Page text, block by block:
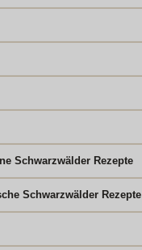
Schwarzwälder Rezepte
Schwarzwälder Rezepte